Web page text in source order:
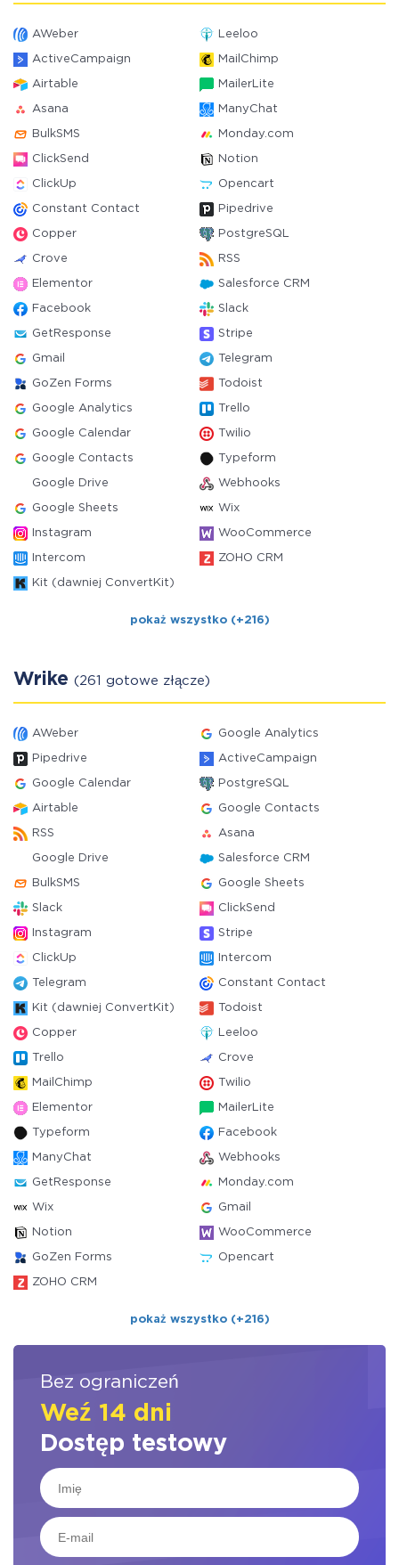
AWeber Leeloo
ActiveCampaign MailChimp
Airtable MailerLite
Asana ManyChat
BulkSMS Monday.com
ClickSend Notion
ClickUp Opencart
Constant Contact Pipedrive
Copper PostgreSQL
Crove RSS
Elementor Salesforce CRM
Facebook Slack
GetResponse Stripe
Gmail Telegram
GoZen Forms Todoist
Google Analytics Trello
Google Calendar Twilio
Google Contacts Typeform
Google Drive Webhooks
Google Sheets Wix
Instagram WooCommerce
Intercom ZOHO CRM
Kit (dawniej ConvertKit)
pokaż wszystko (+216)
Wrike (261 gotowe złącze)
AWeber Google Analytics
Pipedrive ActiveCampaign
Google Calendar PostgreSQL
Airtable Google Contacts
RSS Asana
Google Drive Salesforce CRM
BulkSMS Google Sheets
Slack ClickSend
Instagram Stripe
ClickUp Intercom
Telegram Constant Contact
Kit (dawniej ConvertKit) Todoist
Copper Leeloo
Trello Crove
MailChimp Twilio
Elementor MailerLite
Typeform Facebook
ManyChat Webhooks
GetResponse Monday.com
Wix Gmail
Notion WooCommerce
GoZen Forms Opencart
ZOHO CRM
pokaż wszystko (+216)
Bez ograniczeń
Weź 14 dni
Dostęp testowy